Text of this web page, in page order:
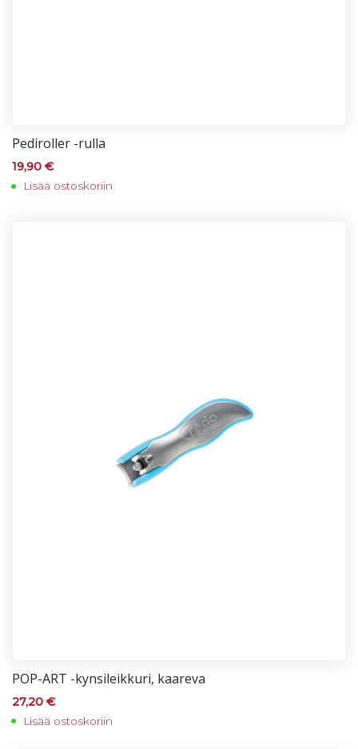
Pe­di­rol­ler -rul­la
19,90 €
Lisää ostoskoriin
POP-ART -kyn­si­leik­ku­ri, kaa­re­va
27,20 €
Lisää ostoskoriin